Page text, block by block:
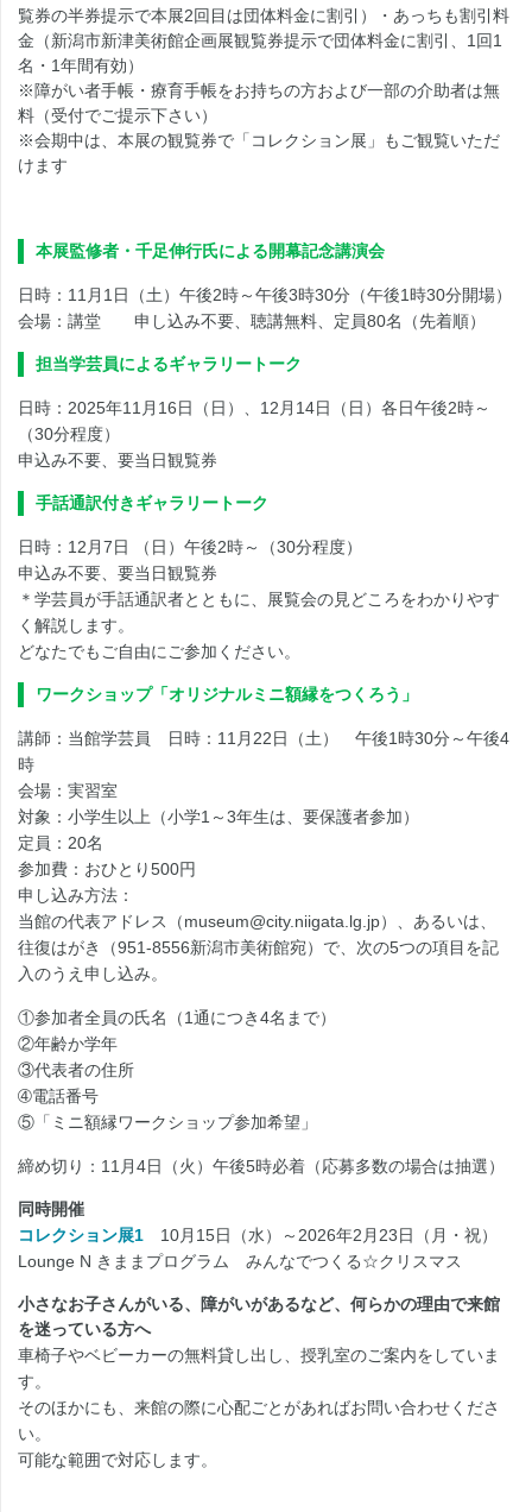
覧券の半券提示で本展2回目は団体料金に割引）・あっちも割引料
金（新潟市新津美術館企画展観覧券提示で団体料金に割引、1回1
名・1年間有効）
※障がい者手帳・療育手帳をお持ちの方および一部の介助者は無
料（受付でご提示下さい）
※会期中は、本展の観覧券で「コレクション展」もご観覧いただ
けます
本展監修者・千足伸行氏による開幕記念講演会
日時：11月1日（土）午後2時～午後3時30分（午後1時30分開場）
会場：講堂 申し込み不要、聴講無料、定員80名（先着順）
担当学芸員によるギャラリートーク
日時：2025年11月16日（日）、12月14日（日）各日午後2時～
（30分程度）
申込み不要、要当日観覧券
手話通訳付きギャラリートーク
日時：12月7日 （日）午後2時～（30分程度）
申込み不要、要当日観覧券
＊学芸員が手話通訳者とともに、展覧会の見どころをわかりやす
く解説します。
どなたでもご自由にご参加ください。
ワークショップ「オリジナルミニ額縁をつくろう」
講師：当館学芸員 日時：11月22日（土） 午後1時30分～午後4
時
会場：実習室
対象：小学生以上（小学1～3年生は、要保護者参加）
定員：20名
参加費：おひとり500円
申し込み方法：
当館の代表アドレス（museum@city.niigata.lg.jp）、あるいは、
往復はがき（951-8556新潟市美術館宛）で、次の5つの項目を記
入のうえ申し込み。
①参加者全員の氏名（1通につき4名まで）
②年齢か学年
③代表者の住所
➃電話番号
⑤「ミニ額縁ワークショップ参加希望」
締め切り：11月4日（火）午後5時必着（応募多数の場合は抽選）
同時開催
コレクション展1 10月15日（水）～2026年2月23日（月・祝）
Lounge N きままプログラム みんなでつくる☆クリスマス
小さなお子さんがいる、障がいがあるなど、何らかの理由で来館
を迷っている方へ
車椅子やベビーカーの無料貸し出し、授乳室のご案内をしていま
す。
そのほかにも、来館の際に心配ごとがあればお問い合わせくださ
い。
可能な範囲で対応します。